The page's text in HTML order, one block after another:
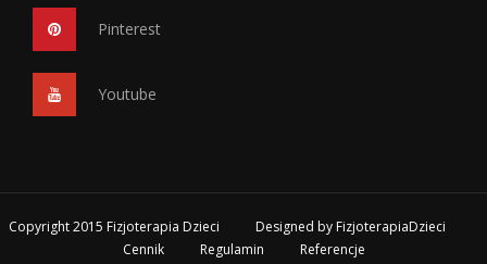
Pinterest
Youtube
Copyright 2015 Fizjoterapia Dzieci Designed by FizjoterapiaDzieci
Cennik
Regulamin Referencje